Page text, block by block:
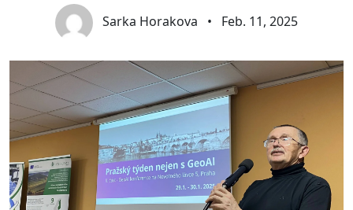
Sarka Horakova • Feb. 11, 2025